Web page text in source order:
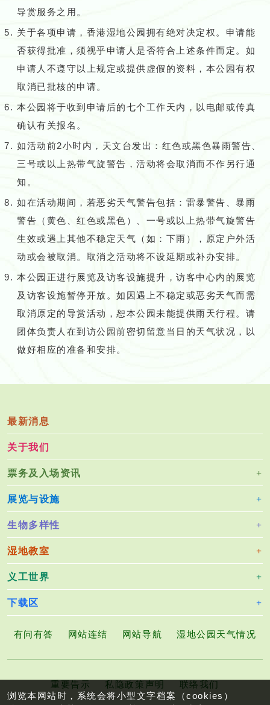
导赏服务之用。
关于各项申请，香港湿地公园拥有绝对决定权。申请能
否获得批准，须视乎申请人是否符合上述条件而定。如
申请人不遵守以上规定或提供虚假的资料，本公园有权
取消已批核的申请。
本公园将于收到申请后的七个工作天内，以电邮或传真
确认有关报名。
如活动前2小时内，天文台发出：红色或黑色暴雨警告、
三号或以上热带气旋警告，活动将会取消而不作另行通
知。
如在活动期间，若恶劣天气警告包括：雷暴警告、暴雨
警告（黄色、红色或黑色）、一号或以上热带气旋警告
生效或遇上其他不稳定天气（如：下雨），原定户外活
动或会被取消。取消之活动将不设延期或补办安排。
本公园正进行展览及访客设施提升，访客中心内的展览
及访客设施暂停开放。如因遇上不稳定或恶劣天气而需
取消原定的导赏活动，恕本公园未能提供雨天行程。请
团体负责人在到访公园前密切留意当日的天气状况，以
做好相应的准备和安排。
最新消息
关于我们
票务及入场资讯
展览与设施
生物多样性
湿地教室
义工世界
下载区
有问有答 网站连结 网站导航 湿地公园天气情况
重要告示 私隐政策声明 联络我们
浏览本网站时，系统会将小型文字档案（cookies）